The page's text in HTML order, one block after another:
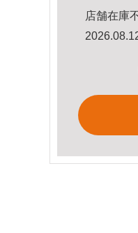
店舗在庫